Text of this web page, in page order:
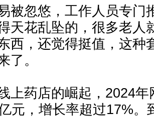
被忽悠，工作人员专门
天花乱坠的，很多老人
西，还觉得挺值，这种
了。
上药店的崛起，2024
元，增长率超过17%。